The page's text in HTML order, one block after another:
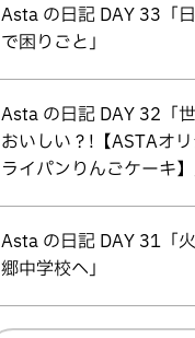
Asta の日記 DAY 33「
で困りごと」
Asta の日記 DAY 32「
おいしい？!【ASTAオ
ライパンりんごケーキ】
Asta の日記 DAY 31「
郷中学校へ」